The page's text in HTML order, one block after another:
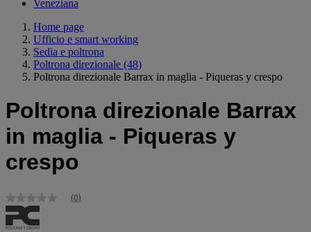
Veneziana
Home page
Ufficio e smart working
Sedia e poltrona
Poltrona direzionale (48)
Poltrona direzionale Barrax in maglia - Piqueras y crespo
Poltrona direzionale Barrax
in maglia - Piqueras y
crespo
Nessuna
valutazione
Stesso
(0)